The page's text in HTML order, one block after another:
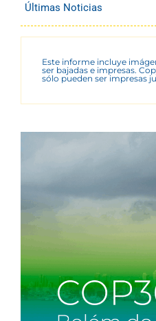
Últimas Noticias
Este informe incluye
ser bajadas e impresas.
sólo pueden ser impresas